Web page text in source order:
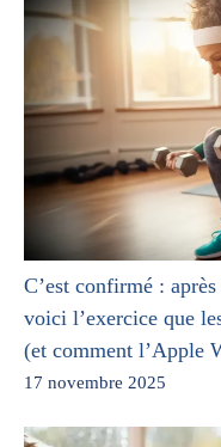
C’est confirmé :
voici l’exercice que
(et comment l’Apple
17 novembre 2025